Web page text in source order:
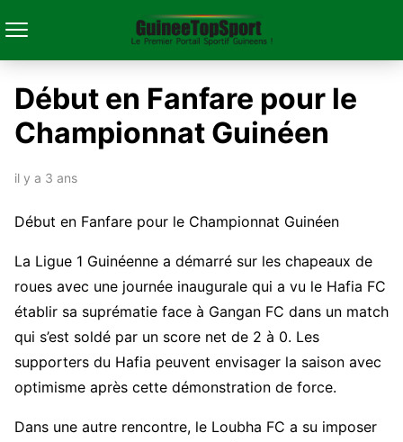
Début en Fanfare pour le
Championnat Guinéen
il y a 3 ans
Début en Fanfare pour le Championnat Guinéen
La Ligue 1 Guinéenne a démarré sur les chapeaux de
roues avec une journée inaugurale qui a vu le Hafia FC
établir sa suprématie face à Gangan FC dans un match
qui s’est soldé par un score net de 2 à 0. Les
supporters du Hafia peuvent envisager la saison avec
optimisme après cette démonstration de force.
Dans une autre rencontre, le Loubha FC a su imposer